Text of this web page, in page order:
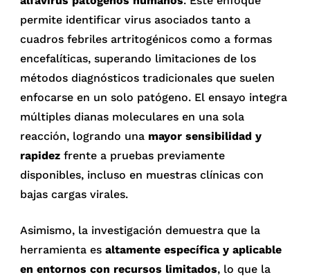
permite identificar virus asociados tanto a
cuadros febriles artritogénicos como a formas
encefalíticas, superando limitaciones de los
métodos diagnósticos tradicionales que suelen
enfocarse en un solo patógeno. El ensayo integra
múltiples dianas moleculares en una sola
reacción, logrando una mayor sensibilidad y
rapidez frente a pruebas previamente
disponibles, incluso en muestras clínicas con
bajas cargas virales.
Asimismo, la investigación demuestra que la
herramienta esaltamente específica y aplicable
en entornos con recursos limitados, lo que la